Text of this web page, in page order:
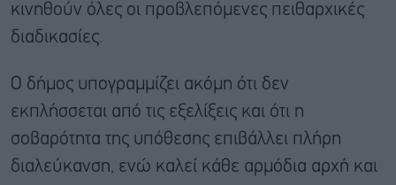
κινηθούν όλες οι προβλεπόμενες πειθαρχικές
διαδικασίες.
Ο δήμος υπογραμμίζει ακόμη ότι δεν
εκπλήσσεται από τις εξελίξεις και ότι η
σοβαρότητα της υπόθεσης επιβάλλει πλήρη
διαλεύκανση, ενώ καλεί κάθε αρμόδια αρχή και